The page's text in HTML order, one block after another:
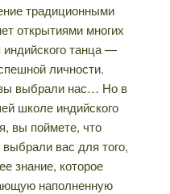
традиционными
открытиями многих
танца —
личности.
выбрали нас… Но в
школе индийского
вы поймете, что
вас для того,
знание, которое
наполненную